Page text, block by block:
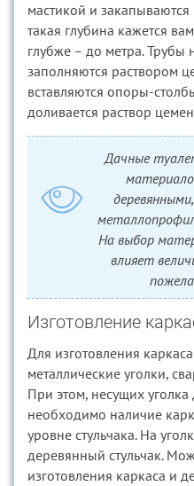
мастикой и
такая глубина кажется
глубже – до метра. Трубы
заполняются раствором
вставляются опоры-
доливается раствор
Дачные
На выбор
влияет
Изготовление
Для изготовления
металлические уголки,
При этом, несущих
необходимо наличие
уровне стульчака. На
деревянный стульчак.
изготовления каркаса и